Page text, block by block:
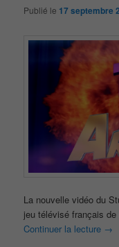
Publié le 17 septembre
La nouvelle vidéo du
jeu télévisé français
Continuer la lecture →